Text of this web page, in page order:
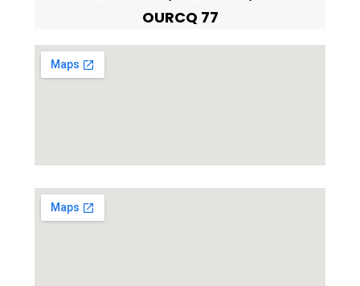
OURCQ 77